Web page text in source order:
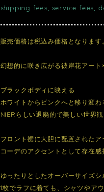
shipping fees, service fees,
販売価格は税込み価格となります
幻想的に咲き広がる彼岸花アート
ブラックボディに映える
ホワイトからピンクへと移り変
NIERらしい退廃的で美しい世界観
フロント裾に大胆に配置されたア
コーデのアクセントとして存在感
ゆったりとしたオーバーサイズシ
1枚でラフに着ても、シャツやア